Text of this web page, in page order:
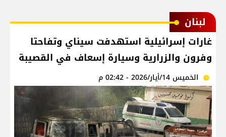
لبنان
غارات إسرائيلية استهدفت سيناي وتفاحتا
وفرون والزرارية وسيارة إسعاف في القصيبة
الخميس 14/أيار/2026 - 02:42 م